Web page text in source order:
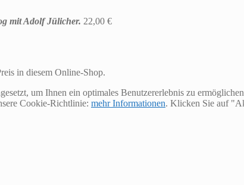
mit Adolf Jülicher. 22,00 €
in diesem Online-Shop.
um Ihnen ein optimales Benutzererlebnis zu
Cookie-Richtlinie: mehr Informationen. Klicken Sie auf